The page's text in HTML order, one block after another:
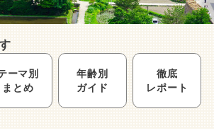
ーマ別
まとめ
年齢別
ガイド
徹底
レポート